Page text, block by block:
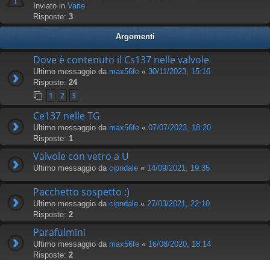
Inviato in Varie
Risposte: 3
Argomenti
Dove è contenuto il Cs137 nelle valvole
Ultimo messaggio da max56fe « 30/11/2023, 15:16
Risposte: 24
1 2 3
Ce137 nelle TG
Ultimo messaggio da max56fe « 07/07/2023, 18:20
Risposte: 1
Valvole con vetro a U
Ultimo messaggio da cipndale « 14/09/2021, 19:35
Pacchetto sospetto :)
Ultimo messaggio da cipndale « 27/03/2021, 22:10
Risposte: 2
Parafulmini
Ultimo messaggio da max56fe « 16/08/2020, 18:14
Risposte: 2